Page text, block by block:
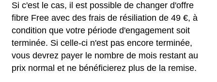
Si c'est le cas, il est possible de changer d'offre
fibre Free avec des frais de résiliation de 49 €, à
condition que votre période d'engagement soit
terminée. Si celle-ci n'est pas encore terminée,
vous devrez payer le nombre de mois restant au
prix normal et ne bénéficierez plus de la remise.